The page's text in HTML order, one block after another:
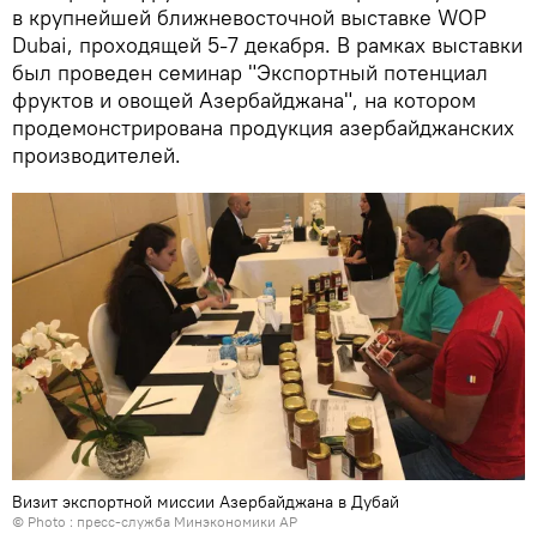
в крупнейшей ближневосточной выставке WOP
Dubai, проходящей 5-7 декабря. В рамках выставки
был проведен семинар "Экспортный потенциал
фруктов и овощей Азербайджана", на котором
продемонстрирована продукция азербайджанских
производителей.
Визит экспортной миссии Азербайджана в Дубай
© Photo : пресс-служба Минэкономики АР